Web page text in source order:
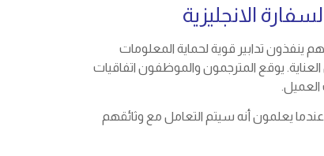
الانجليزية
ينفذون تدابير قوية لحماية المعلومات
يوقع المترجمون والموظفون اتفاقيات
العميل.
يعلمون أنه سيتم التعامل مع وثائقهم